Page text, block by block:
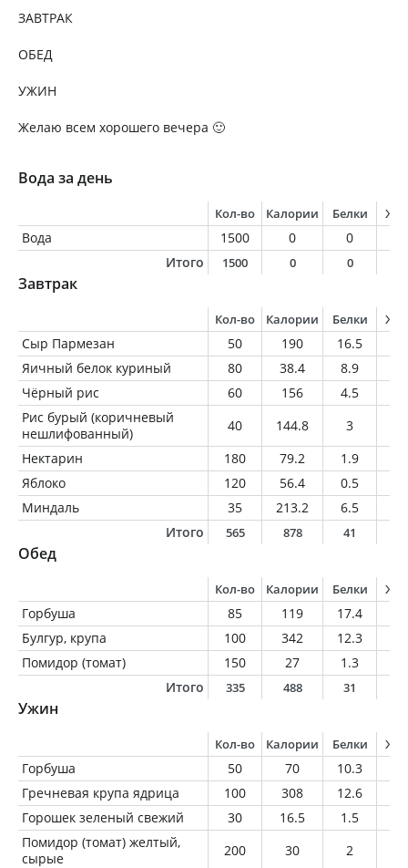
ЗАВТРАК
ОБЕД
УЖИН
Желаю всем хорошего вечера 🙂
Вода за день
Кол-во Калории Белки
Вода 1500 0 0
Итого
1500 0 0
Завтрак
Кол-во Калории Белки
Сыр Пармезан 50 190 16.5
Яичный белок куриный
80 38.4 8.9
Чёрный рис
60 156 4.5
Рис бурый (коричневый
нешлифованный)
40 144.8 3
Нектарин
180 79.2 1.9
Яблоко
120 56.4 0.5
Миндаль
35 213.2 6.5
Итого
565 878 41
Обед
Кол-во Калории Белки
Горбуша 85 119 17.4
Булгур, крупа
100 342 12.3
Помидор (томат)
150 27 1.3
Итого
335 488 31
Ужин
Кол-во Калории Белки
Горбуша 50 70 10.3
Гречневая крупа ядрица
100 308 12.6
Горошек зеленый свежий
30 16.5 1.5
Помидор (томат) желтый,
сырые
200 30 2